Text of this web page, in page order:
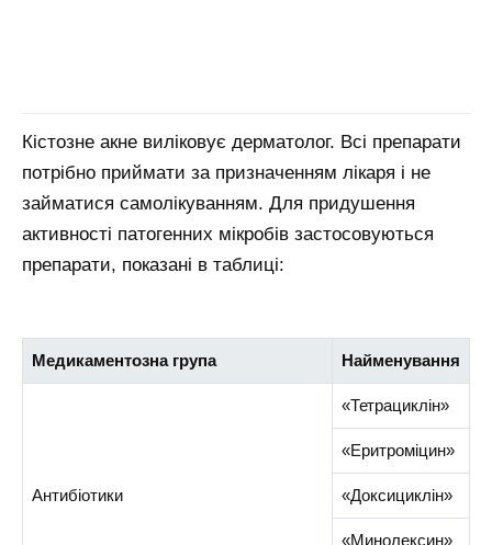
Кістозне акне виліковує дерматолог. Всі препарати
потрібно приймати за призначенням лікаря і не
займатися самолікуванням. Для придушення
активності патогенних мікробів застосовуються
препарати, показані в таблиці:
Медикаментозна група Найменування
Антибіотики
«Тетрациклін»
«Еритроміцин»
«Доксициклін»
«Минолексин»